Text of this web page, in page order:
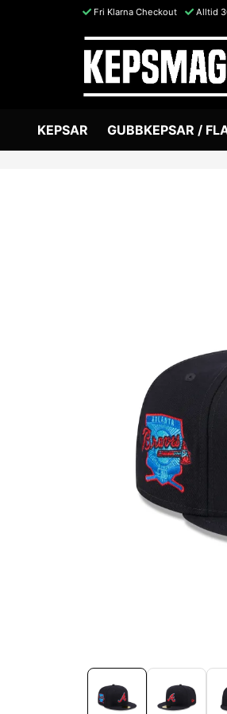
Fri Klarna Checkout Alltid
KEPSAR GUBBKEPSAR /